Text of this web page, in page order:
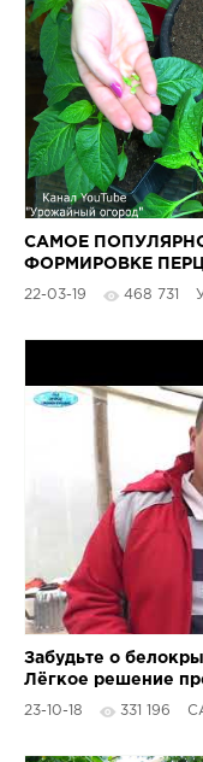
САМОЕ
ФОРМИРОВКЕ
22-03-19 468 731
Забудьте о
Лёгкое решение
23-10-18 331 196